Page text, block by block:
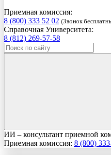
Приемная комиссия:
8 (800) 333 52 02 (Звонок
Справочная Университета:
8 (812) 269-57-58
ИИ – консультант приемной
Приемная комиссия: 8 (800)